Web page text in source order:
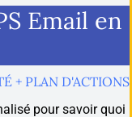
Email en
+ PLAN D'ACTIONS
pour savoir quoi